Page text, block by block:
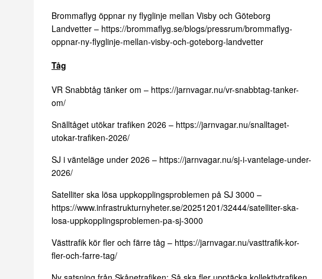
Brommaflyg öppnar ny flyglinje mellan Visby och Göteborg
Landvetter – https://brommaflyg.se/blogs/pressrum/brommaflyg-
oppnar-ny-flyglinje-mellan-visby-och-goteborg-landvetter
Tåg
VR Snabbtåg tänker om – https://jarnvagar.nu/vr-snabbtag-tanker-
om/
Snälltåget utökar trafiken 2026 – https://jarnvagar.nu/snalltaget-
utokar-trafiken-2026/
SJ i vänteläge under 2026 – https://jarnvagar.nu/sj-i-vantelage-under-
2026/
Satelliter ska lösa uppkopplingsproblemen på SJ 3000 –
https://www.infrastrukturnyheter.se/20251201/32444/satelliter-ska-
losa-uppkopplingsproblemen-pa-sj-3000
Västtrafik kör fler och färre tåg – https://jarnvagar.nu/vasttrafik-kor-
fler-och-farre-tag/